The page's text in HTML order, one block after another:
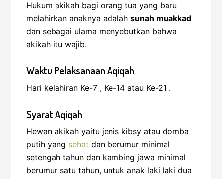
Hukum akikah bagi orang tua yang baru
melahirkan anaknya adalahsunah muakkad
dan sebagai ulama menyebutkan bahwa
akikah itu wajib.
Waktu Pelaksanaan Aqiqah
Hari kelahiran Ke-7 , Ke-14 atau Ke-21 .
Syarat Aqiqah
Hewan akikah yaitu jenis kibsy atau domba
putih yang sehat dan berumur minimal
setengah tahun dan kambing jawa minimal
berumur satu tahun, untuk anak laki laki dua